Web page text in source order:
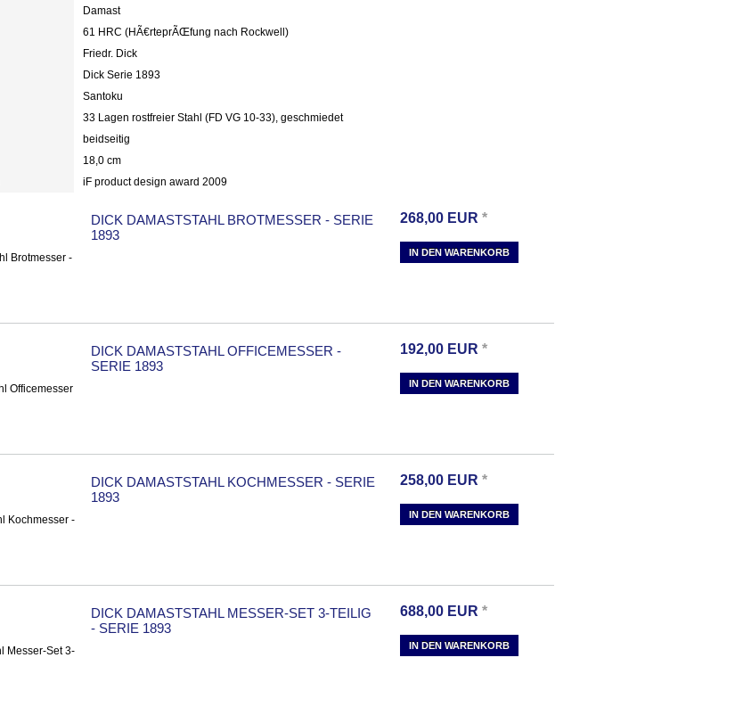
Damast
61 HRC (HÃ€rteprÃŒfung nach Rockwell)
Friedr. Dick
Dick Serie 1893
Santoku
33 Lagen rostfreier Stahl (FD VG 10-33), geschmiedet
beidseitig
18,0 cm
iF product design award 2009
DICK DAMASTSTAHL BROTMESSER - SERIE
1893
268,00 EUR *
IN DEN WARENKORB
DICK DAMASTSTAHL OFFICEMESSER -
SERIE 1893
192,00 EUR *
IN DEN WARENKORB
DICK DAMASTSTAHL KOCHMESSER - SERIE
1893
258,00 EUR *
IN DEN WARENKORB
DICK DAMASTSTAHL MESSER-SET 3-TEILIG
- SERIE 1893
688,00 EUR *
IN DEN WARENKORB